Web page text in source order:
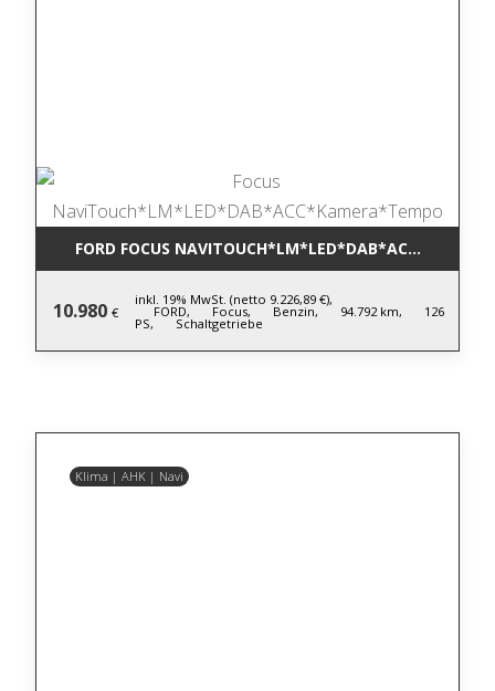
FORD FOCUS
10.980 €
inkl. 19% MwSt. (netto 9.226,89 €),
FORD, Focus, Benzin, 94.792 km, 126
PS, Schaltgetriebe
Klima | AHK | Navi